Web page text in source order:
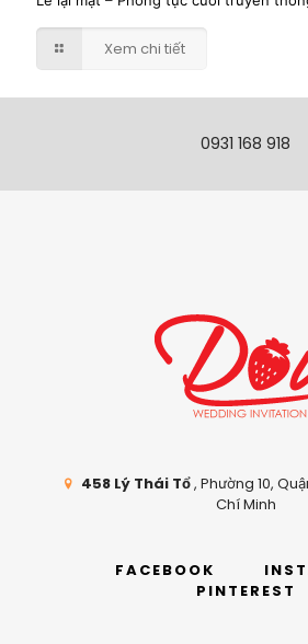
Xem chi tiết
0931 168 918
458 Lý Thái Tổ, Phường 10,
Chí Minh
FACEBOOK
PINTEREST